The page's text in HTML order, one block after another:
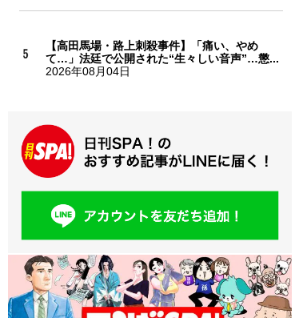
【高田馬場・路上刺殺事件】「痛い、やめ
て…」法廷で公開された“生々しい音声”…懲...
2026年08月04日